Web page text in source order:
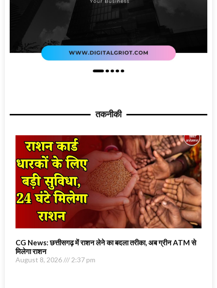
तकनीकी
CG News: छत्तीसगढ़ में राशन लेने का बदला तरीका, अब ग्रीन ATM से
मिलेगा राशन
August 8, 2026 2:37 pm